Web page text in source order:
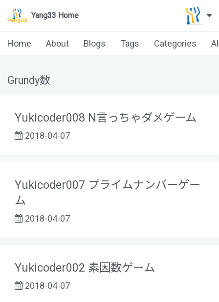
Yang33 Home
Home About Blogs Tags Categories
Grundy数
Yukicoder008 N言っちゃダメゲーム
2018-04-07
Yukicoder007 プライムナンバーゲー
ム
2018-04-07
Yukicoder002 素因数ゲーム
2018-04-07